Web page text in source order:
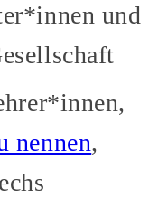
und
nennen,